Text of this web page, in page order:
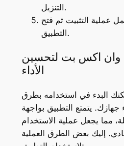
التنزيل.
عملية التثبيت ثم فتح
التطبيق.
وان اكس بت لتحسين
الأداء
البدء في استخدامه بطرق
جهازك. يتمتع التطبيق بواجهة
مما يجعل عملية الاستخدام
إليك بعض الطرق العملية